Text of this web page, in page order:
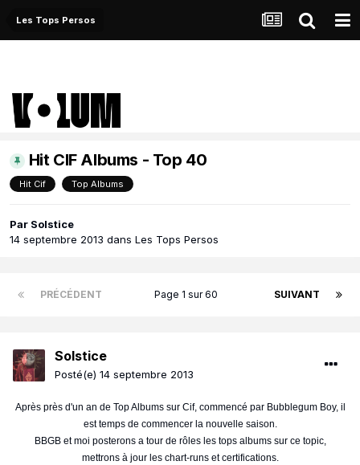
Les Tops Persos
Hit CIF Albums - Top 40
Hit Cif Top Albums
Par Solstice
14 septembre 2013 dans Les Tops Persos
PRÉCÉDENT SUIVANT
Page 1 sur 60
Solstice
Posté(e) 14 septembre 2013
Après près d'un an de Top Albums sur Cif, commencé par Bubblegum Boy, il
est temps de commencer la nouvelle saison.
BBGB et moi posterons a tour de rôles les tops albums sur ce topic,
mettrons à jour les chart-runs et certifications.